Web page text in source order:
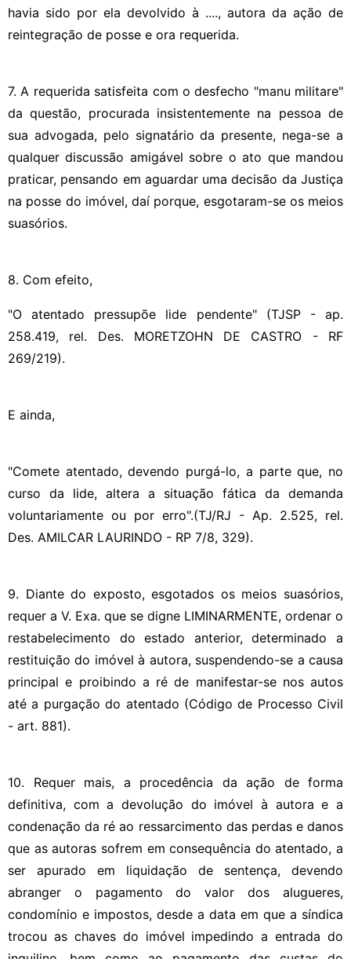
havia sido por ela devolvido à ...., autora da ação de
reintegração de posse e ora requerida.
7. A requerida satisfeita com o desfecho "manu militare"
da questão, procurada insistentemente na pessoa de
sua advogada, pelo signatário da presente, nega-se a
qualquer discussão amigável sobre o ato que mandou
praticar, pensando em aguardar uma decisão da Justiça
na posse do imóvel, daí porque, esgotaram-se os meios
suasórios.
8. Com efeito,
"O atentado pressupõe lide pendente" (TJSP - ap.
258.419, rel. Des. MORETZOHN DE CASTRO - RF
269/219).
E ainda,
"Comete atentado, devendo purgá-lo, a parte que, no
curso da lide, altera a situação fática da demanda
voluntariamente ou por erro".(TJ/RJ - Ap. 2.525, rel.
Des. AMILCAR LAURINDO - RP 7/8, 329).
9. Diante do exposto, esgotados os meios suasórios,
requer a V. Exa. que se digne LIMINARMENTE, ordenar o
restabelecimento do estado anterior, determinado a
restituição do imóvel à autora, suspendendo-se a causa
principal e proibindo a ré de manifestar-se nos autos
até a purgação do atentado (Código de Processo Civil
- art. 881).
10. Requer mais, a procedência da ação de forma
definitiva, com a devolução do imóvel à autora e a
condenação da ré ao ressarcimento das perdas e danos
que as autoras sofrem em consequência do atentado, a
ser apurado em liquidação de sentença, devendo
abranger o pagamento do valor dos alugueres,
condomínio e impostos, desde a data em que a síndica
trocou as chaves do imóvel impedindo a entrada do